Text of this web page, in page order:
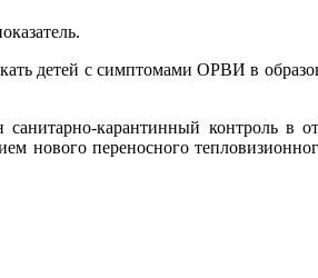
детей с симптомами ОРВИ в
карантинный контроль в
нового переносного